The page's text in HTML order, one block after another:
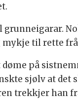
grunneigarar.
mykje til rette
på
sjølv at det
trekkjer han